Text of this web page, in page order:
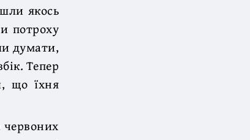
якось
потроху
думати,
Тепер
що їхня
червоних